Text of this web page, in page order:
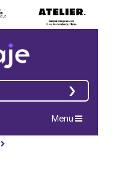
Navigation
Menu